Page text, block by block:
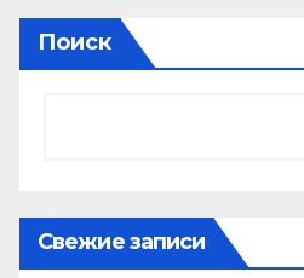
Поиск
Свежие записи